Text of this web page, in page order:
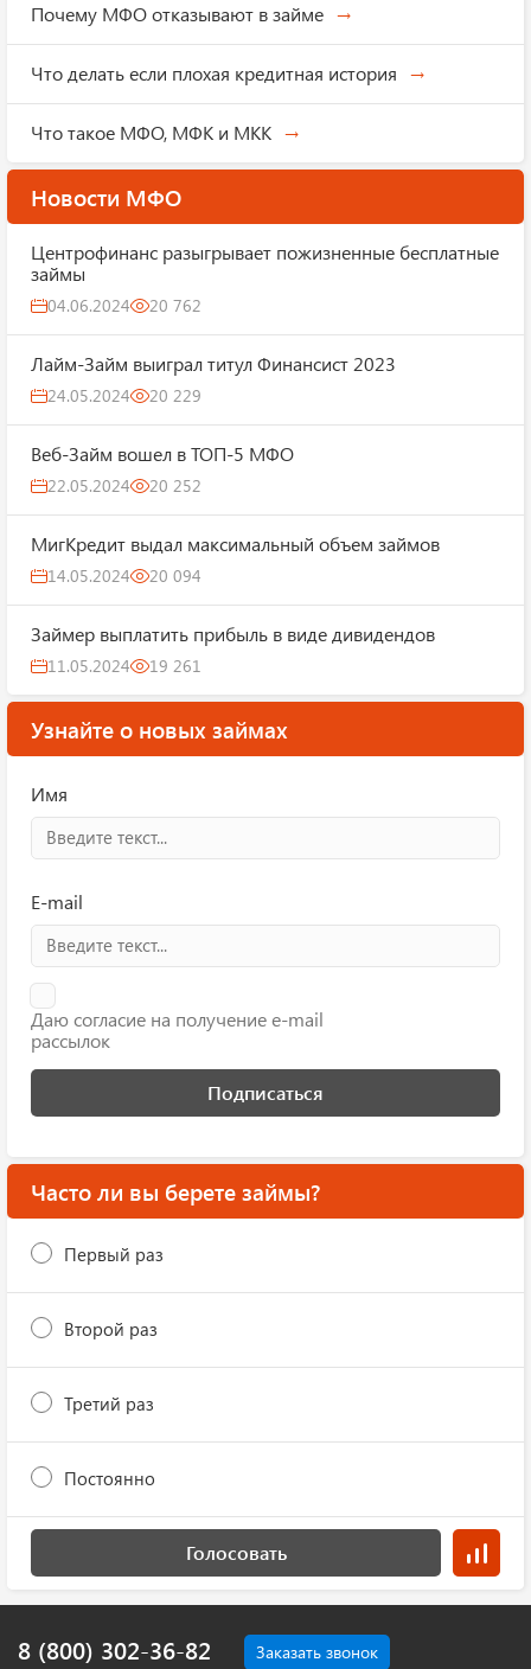
Почему МФО отказывают в займе
Что делать если плохая кредитная история
Что такое МФО, МФК и МКК
Новости МФО
Центрофинанс разыгрывает пожизненные бесплатные
займы
04.06.2024 20 762
Лайм-Займ выиграл титул Финансист 2023
24.05.2024 20 229
Веб-Займ вошел в ТОП-5 МФО
22.05.2024 20 252
МигКредит выдал максимальный объем займов
14.05.2024 20 094
Займер выплатить прибыль в виде дивидендов
11.05.2024 19 261
Узнайте о новых займах
Имя
E-mail
Даю согласие на получение e-mail
рассылок
Подписаться
Часто ли вы берете займы?
Первый раз
Второй раз
Третий раз
Постоянно
Голосовать
Заказать звонок
8 (800) 302-36-82